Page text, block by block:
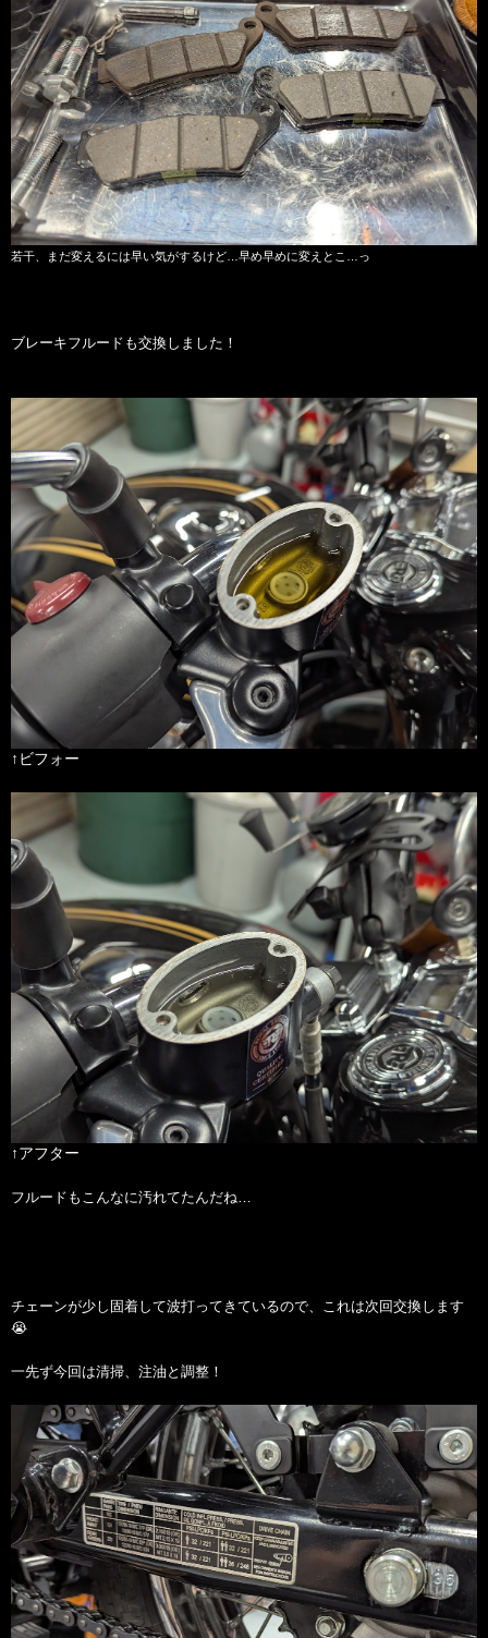
若干、まだ変えるには早い気がするけど…早め早めに変えとこ…っ
ブレーキフルードも交換しました！
↑ビフォー
↑アフター
フルードもこんなに汚れてたんだね…
チェーンが少し固着して波打ってきているので、これは次回交換します
😭
一先ず今回は清掃、注油と調整！